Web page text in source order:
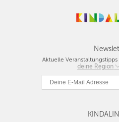
HAMBURG
KÖLN
Aktuelle
deine Region
Berlin
München
Hamburg
Köln